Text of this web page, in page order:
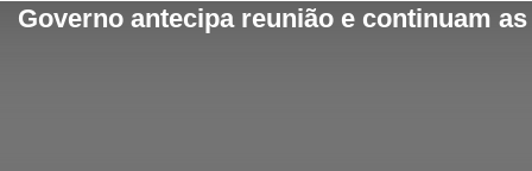
Governo antecipa reunião e continuam